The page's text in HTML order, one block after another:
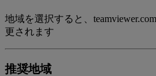
地域を選択すると、
更されます
推奨地域